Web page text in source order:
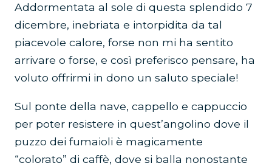
Addormentata al sole di questa splendido 7
dicembre, inebriata e intorpidita da tal
piacevole calore, forse non mi ha sentito
arrivare o forse, e così preferisco pensare, ha
voluto offrirmi in dono un saluto speciale!
Sul ponte della nave, cappello e cappuccio
per poter resistere in quest’angolino dove il
puzzo dei fumaioli è magicamente
“colorato” di caffè, dove si balla nonostante